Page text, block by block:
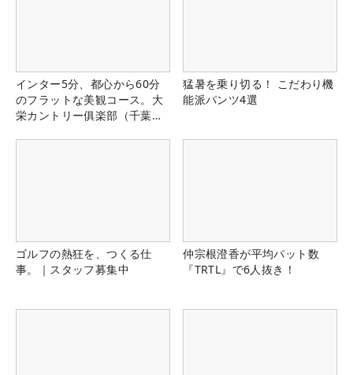
インター5分、都心から60分
のフラットな美観コース。大
栄カントリー俱楽部（千葉
猛暑を乗り切る！ こだわり機
能派パンツ4選
ゴルフの熱狂を、つくる仕
事。｜スタッフ募集中
仲宗根澄香が平均パット数
『TRTL』で6人抜き！